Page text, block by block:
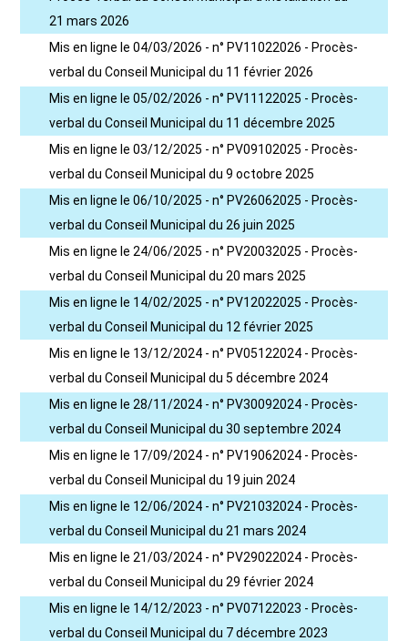
21 mars 2026
Mis en ligne le 04/03/2026 - n° PV11022026 - Procès-
verbal du Conseil Municipal du 11 février 2026
Mis en ligne le 05/02/2026 - n° PV11122025 - Procès-
verbal du Conseil Municipal du 11 décembre 2025
Mis en ligne le 03/12/2025 - n° PV09102025 - Procès-
verbal du Conseil Municipal du 9 octobre 2025
Mis en ligne le 06/10/2025 - n° PV26062025 - Procès-
verbal du Conseil Municipal du 26 juin 2025
Mis en ligne le 24/06/2025 - n° PV20032025 - Procès-
verbal du Conseil Municipal du 20 mars 2025
Mis en ligne le 14/02/2025 - n° PV12022025 - Procès-
verbal du Conseil Municipal du 12 février 2025
Mis en ligne le 13/12/2024 - n° PV05122024 - Procès-
verbal du Conseil Municipal du 5 décembre 2024
Mis en ligne le 28/11/2024 - n° PV30092024 - Procès-
verbal du Conseil Municipal du 30 septembre 2024
Mis en ligne le 17/09/2024 - n° PV19062024 - Procès-
verbal du Conseil Municipal du 19 juin 2024
Mis en ligne le 12/06/2024 - n° PV21032024 - Procès-
verbal du Conseil Municipal du 21 mars 2024
Mis en ligne le 21/03/2024 - n° PV29022024 - Procès-
verbal du Conseil Municipal du 29 février 2024
Mis en ligne le 14/12/2023 - n° PV07122023 - Procès-
verbal du Conseil Municipal du 7 décembre 2023